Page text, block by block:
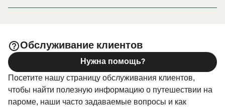
проживания на весь период поездки, пожалуйста,
зайдите на нашу страницуРазмещение в
Панормитис (Сими), где вы найдете самый широкий
выбор и самые выгодные цены.
Обслуживание клиентов
Посетите нашу страницу обслуживания клиентов,
чтобы найти полезную информацию о путешествии на
пароме, наши часто задаваемые вопросы и как
Нужна помощь?